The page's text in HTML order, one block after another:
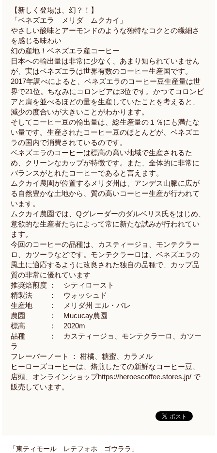
【新しく登場は、幻？！】
「ベネズエラ メリダ ムクカイ」
やさしい酸味とアーモンドのような独特なコクとの繊細さ
を感じる味わい
幻の産地！ベネズエラ産コーヒー
日本への輸出量は非常に少なく、あまり知られていません
が、実はベネズエラは世界有数のコーヒー生産国です。
2017年調べによると、ベネズエラのコーヒー豆生産量は世
界で21位。ちなみにコロンビアは3位です。かつてコロンビ
アと肩を並べるほどの量を生産していたことを考えると、
減少の度合いが大きいことがわかります。
そしてコーヒー豆の輸出量は、総生産量の１％にも満たな
い量です。生産されたコーヒー豆のほとんどが、ベネズエ
ラの国内で消費されているのです。
ベネズエラのコーヒーは標高の高い地域で生産されるた
め、クリーンなカップが特徴です。また、全体的に非常に
バランスがとれたコーヒーであると言えます。
ムクカイ農園が位置するメリダ州は、アンデス山脈に広が
る自然豊かな土地から、質の高いコーヒー生産が行われて
います。
ムクカイ農園では、Qグレーダーのダルベリス氏をはじめ、
意欲的な生産者たちによって常に新たな試みが行われてい
ます。
今回のコーヒーの品種は、カスティージョ、モンテクラー
ロ、カツーラなどです。モンテクラーロは、ベネズエラの
風土に適応するように改良された独自の品種で、カップ品
質の非常に優れています
推奨焙煎度 ： シティロースト
精製法 ： ウォッシュド
生産地 ： メリダ州 エル・バレ
農園 ： Mucucay農園
標高 ： 2020m
品種 ： カスティージョ、モンテクラーロ、カツー
ラ
フレーバーノート ： 柑橘、糖蜜、カラメル
ヒーローズコーヒーは、焙煎したての新鮮なコーヒー豆、
店頭、オンラインショップhttps://heroescoffee.stores.jp/ で
販売しています。
「東ティモール レテフォホ ゴウララ」